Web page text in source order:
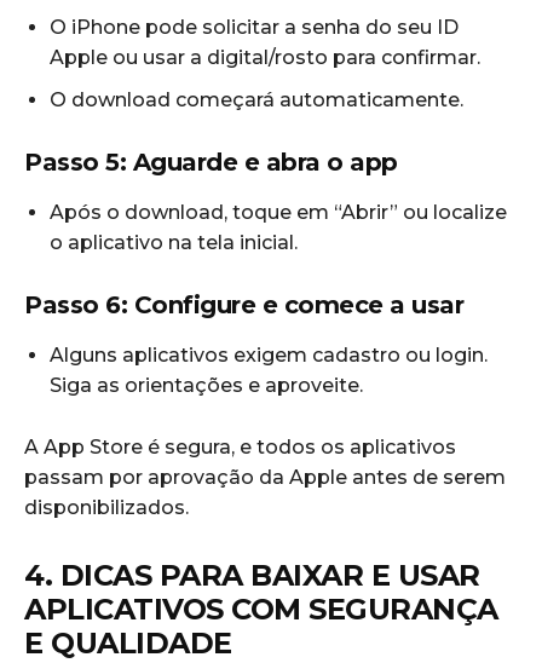
O iPhone pode solicitar a senha do seu ID
Apple ou usar a digital/rosto para confirmar.
O download começará automaticamente.
Passo 5: Aguarde e abra o app
Após o download, toque em “Abrir” ou localize
o aplicativo na tela inicial.
Passo 6: Configure e comece a usar
Alguns aplicativos exigem cadastro ou login.
Siga as orientações e aproveite.
A App Store é segura, e todos os aplicativos
passam por aprovação da Apple antes de serem
disponibilizados.
4. DICAS PARA BAIXAR E USAR
APLICATIVOS COM SEGURANÇA
E QUALIDADE